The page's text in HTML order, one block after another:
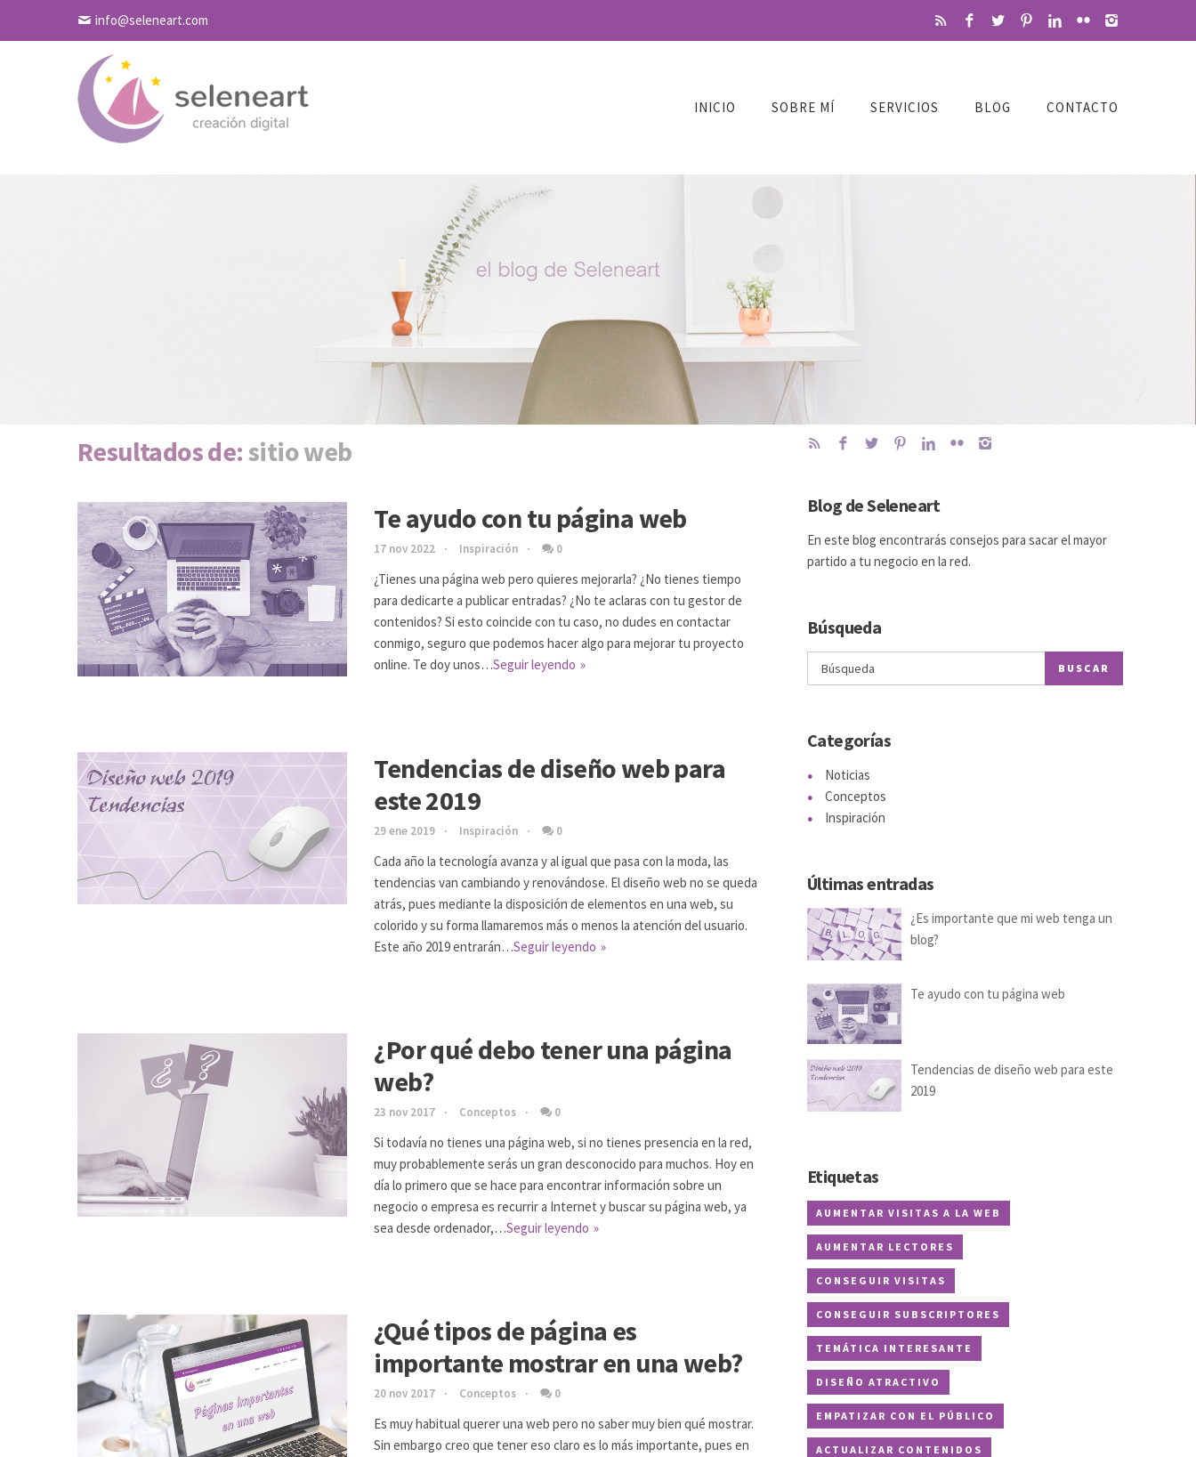
info@seleneart.com
INICIO SOBRE MÍ SERVICIOS BLOG CONTACTO
Resultados de:sitio web
Te ayudo con tu página web
17 nov 2022 Inspiración 0
¿Tienes una página web pero quieres mejorarla? ¿No tienes tiempo
para dedicarte a publicar entradas? ¿No te aclaras con tu gestor de
contenidos? Si esto coincide con tu caso, no dudes en contactar
conmigo, seguro que podemos hacer algo para mejorar tu proyecto
online. Te doy unos…Seguir leyendo
Tendencias de diseño web para
este 2019
29 ene 2019 Inspiración 0
Cada año la tecnología avanza y al igual que pasa con la moda, las
tendencias van cambiando y renovándose. El diseño web no se queda
atrás, pues mediante la disposición de elementos en una web, su
colorido y su forma llamaremos más o menos la atención del usuario.
Este año 2019 entrarán…Seguir leyendo
¿Por qué debo tener una página
web?
23 nov 2017 Conceptos 0
Si todavía no tienes una página web, si no tienes presencia en la red,
muy probablemente serás un gran desconocido para muchos. Hoy en
día lo primero que se hace para encontrar información sobre un
negocio o empresa es recurrir a Internet y buscar su página web, ya
sea desde ordenador,…Seguir leyendo
¿Qué tipos de página es
importante mostrar en una web?
20 nov 2017 Conceptos 0
Es muy habitual querer una web pero no saber muy bien qué mostrar.
Sin embargo creo que tener eso claro es lo más importante, pues en
Blog de Seleneart
En este blog encontrarás consejos para sacar el mayor
partido a tu negocio en la red.
Búsqueda
BUSCAR
Categorías
Noticias
Conceptos
Inspiración
Últimas entradas
¿Es importante que mi web tenga un
blog?
Te ayudo con tu página web
Tendencias de diseño web para este
2019
Etiquetas
AUMENTAR VISITAS A LA WEB
AUMENTAR LECTORES
CONSEGUIR VISITAS
CONSEGUIR SUBSCRIPTORES
TEMÁTICA INTERESANTE
DISEÑO ATRACTIVO
EMPATIZAR CON EL PÚBLICO
ACTUALIZAR CONTENIDOS